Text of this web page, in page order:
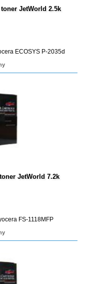
JetWorld 2.5k
ECOSYS P-2035d
JetWorld 7.2k
FS-1118MFP